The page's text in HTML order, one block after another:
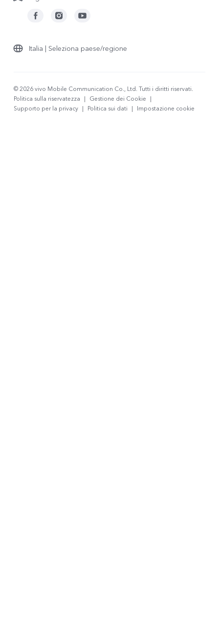
Italia | Seleziona paese/regione
© 2026 vivo Mobile Communication Co., Ltd. Tutti i diritti riservati.
Politica sulla riservatezza
| Gestione dei Cookie
|
Supporto per la privacy | Politica sui dati | Impostazione cookie